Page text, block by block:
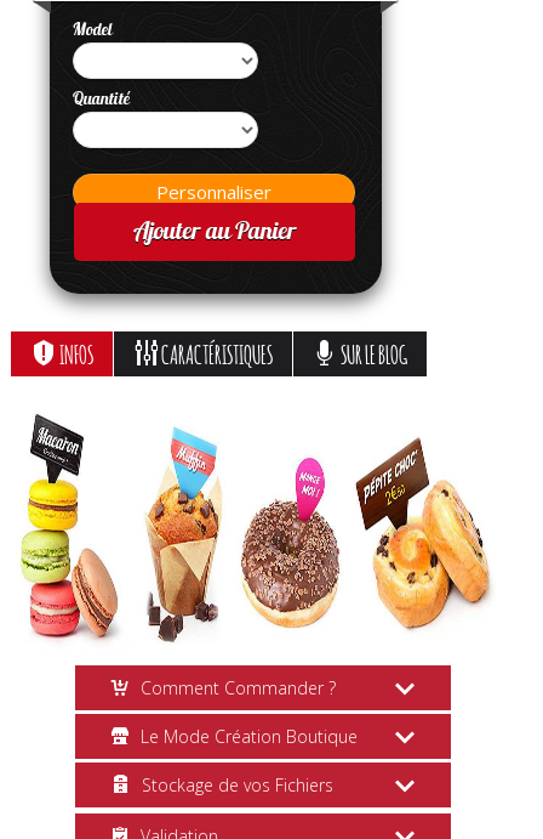
Model
Quantité
Ajouter au Panier
INFOS CARACTÉRISTIQUES SUR LE BLOG
Comment Commander ?
Création en Ligne
Choisissez vos options, cliquez sur le
bouton Personnaliser
et suivez les
Le Mode Création Boutique
Mise en Page
Stockage de vos Fichiers